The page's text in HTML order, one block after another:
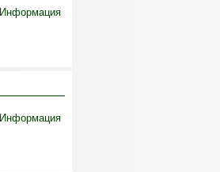
Информация
Информация